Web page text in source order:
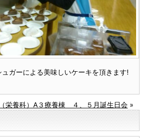
ガーによる美味しいケーキを頂きます!
栄養科） A３療養棟 ４、５月誕生日会 »